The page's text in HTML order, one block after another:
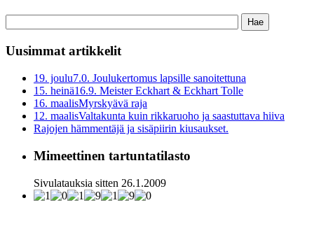
Uusimmat artikkelit
19. joulu7.0. Joulukertomus lapsille sanoitettuna
15. heinä16.9. Meister Eckhart & Eckhart Tolle
16. maalisMyrskyävä raja
12. maalisValtakunta kuin rikkaruoho ja saastuttava hiiva
Rajojen hämmentäjä ja sisäpiirin kiusaukset.
Mimeettinen tartuntatilasto
Sivulatauksia sitten 26.1.2009